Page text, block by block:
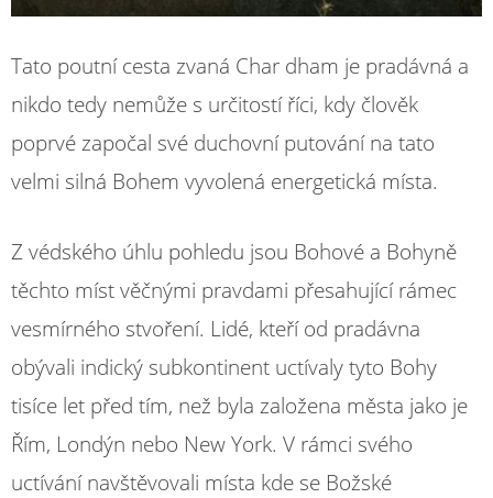
Tato poutní cesta zvaná Char dham je pradávná a
nikdo tedy nemůže s určitostí říci, kdy člověk
poprvé započal své duchovní putování na tato
velmi silná Bohem vyvolená energetická místa.
Z védského úhlu pohledu jsou Bohové a Bohyně
těchto míst věčnými pravdami přesahující rámec
vesmírného stvoření. Lidé, kteří od pradávna
obývali indický subkontinent uctívaly tyto Bohy
tisíce let před tím, než byla založena města jako je
Řím, Londýn nebo New York. V rámci svého
uctívání navštěvovali místa kde se Božské